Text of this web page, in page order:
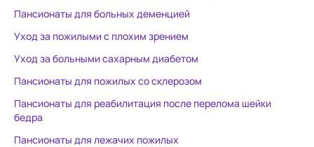
запасов
Пансионаты для больных деменцией
Уход за пожилыми с плохим зрением
Уход за больными сахарным диабетом
Пансионаты для пожилых со склерозом
Пансионаты для реабилитация после перелома шейки
бедра
Пансионаты для лежачих пожилых